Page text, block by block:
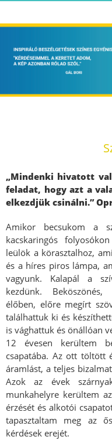
„Mindenki hivatott
feladat, hogy azt a
elkezdjük csinálni.”
Amikor becsukom a
kacskaringós
leülök a körasztalhoz,
és a híres piros lámpa,
vagyunk. Kalapál a
kezdünk.
élőben, előre megírt
találhattuk ki és
is vághattuk és önállóan
12 évesen kerültem
csapatába. Az ott töltött
áramlást, a teljes
Azok az évek
munkahelyre kerültem
érzését és alkotói
tapasztaltam meg az
kérdések erejét.